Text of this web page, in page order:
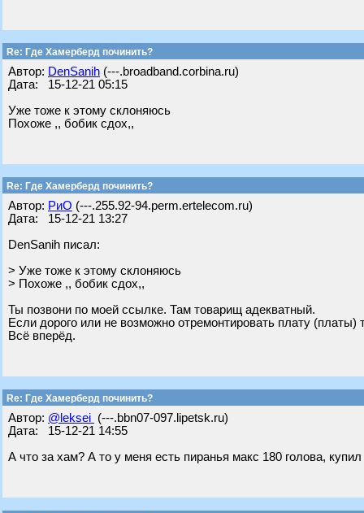
Re: Где Хамерберд починить?
Автор: DenSanih (---.broadband.corbina.ru)
Дата: 15-12-21 05:15
Уже тоже к этому склоняюсь
Похоже ,, бобик сдох,,
Re: Где Хамерберд починить?
Автор: РиО (---.255.92-94.perm.ertelecom.ru)
Дата: 15-12-21 13:27
DenSanih писал:
> Уже тоже к этому склоняюсь
> Похоже ,, бобик сдох,,
Ты позвони по моей ссылке. Там товарищ адекватный.
Если дорого или не возможно отремонтировать плату (платы)
Всё вперёд.
Re: Где Хамерберд починить?
Автор: @leksei (---.bbn07-097.lipetsk.ru)
Дата: 15-12-21 14:55
А что за хам? А то у меня есть пиранья макс 180 голова,